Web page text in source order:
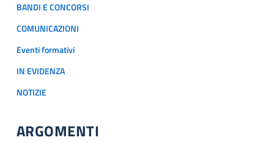
BANDI E CONCORSI
COMUNICAZIONI
Eventi formativi
IN EVIDENZA
NOTIZIE
ARGOMENTI